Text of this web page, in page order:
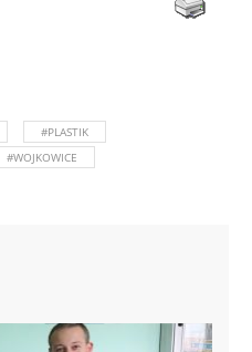
#PLASTIK
#WOJKOWICE